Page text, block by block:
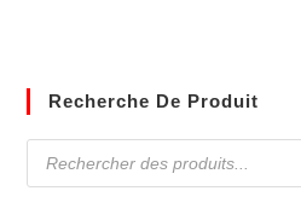
Recherche De Produit